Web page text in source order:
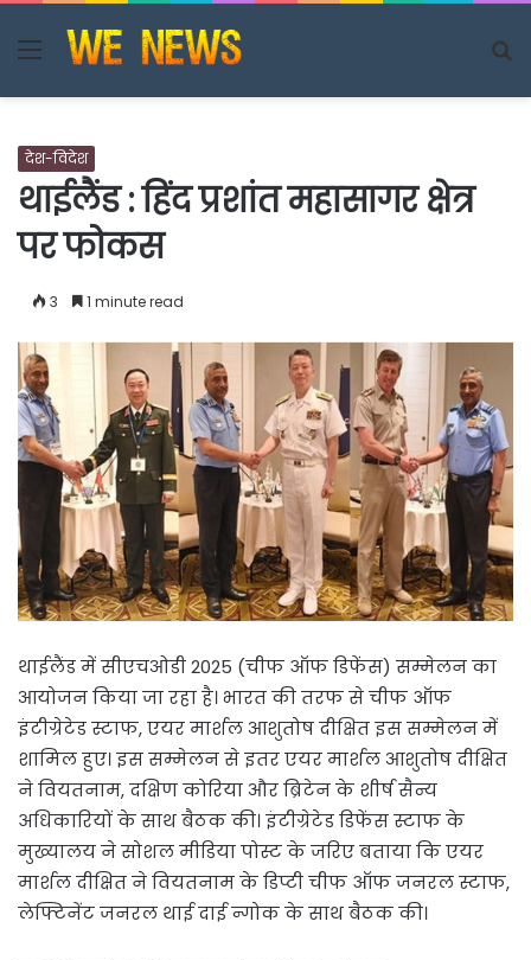
Menu
देश-विदेश
थाईलैंड : हिंद प्रशांत महासागर क्षेत्र
पर फोकस
3 1 minute read
थाईलैंड में सीएचओडी 2025 (चीफ ऑफ डिफेंस) सम्मेलन का
आयोजन किया जा रहा है। भारत की तरफ से चीफ ऑफ
इंटीग्रेटेड स्टाफ, एयर मार्शल आशुतोष दीक्षित इस सम्मेलन में
शामिल हुए। इस सम्मेलन से इतर एयर मार्शल आशुतोष दीक्षित
ने वियतनाम, दक्षिण कोरिया और ब्रिटेन के शीर्ष सैन्य
अधिकारियों के साथ बैठक की। इंटीग्रेटेड डिफेंस स्टाफ के
मुख्यालय ने सोशल मीडिया पोस्ट के जरिए बताया कि एयर
मार्शल दीक्षित ने वियतनाम के डिप्टी चीफ ऑफ जनरल स्टाफ,
लेफ्टिनेंट जनरल थाई दाई न्गोक के साथ बैठक की।